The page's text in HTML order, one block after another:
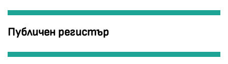
Публичен регистър